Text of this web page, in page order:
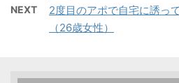
NEXT
2度目のアポで自宅に誘っ
（26歳女性）